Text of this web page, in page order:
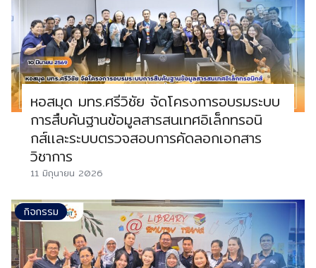
หอสมุด มทร.ศรีวิชัย จัดโครงการอบรมระบบ
การสืบค้นฐานข้อมูลสารสนเทศอิเล็กทรอนิ
กส์เเละระบบตรวจสอบการคัดลอกเอกสาร
วิชาการ
11 มิถุนายน 2026
กิจกรรม